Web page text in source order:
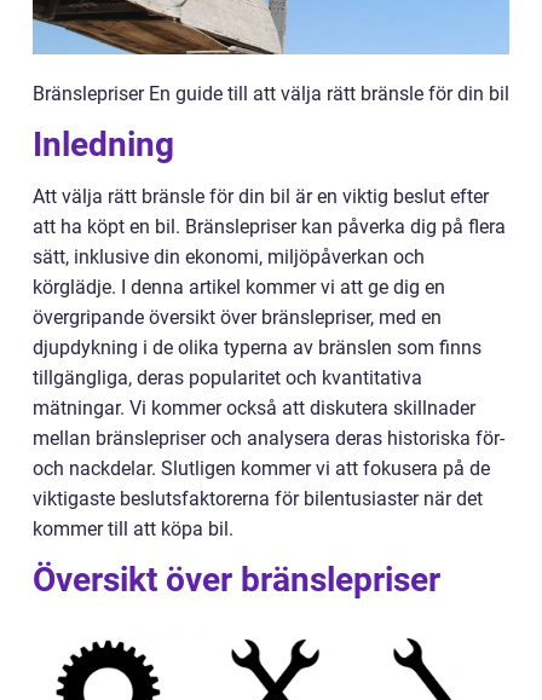
Bränslepriser En guide till att välja rätt bränsle för din bil
Inledning
Att välja rätt bränsle för din bil är en viktig beslut efter
att ha köpt en bil. Bränslepriser kan påverka dig på flera
sätt, inklusive din ekonomi, miljöpåverkan och
körglädje. I denna artikel kommer vi att ge dig en
övergripande översikt över bränslepriser, med en
djupdykning i de olika typerna av bränslen som finns
tillgängliga, deras popularitet och kvantitativa
mätningar. Vi kommer också att diskutera skillnader
mellan bränslepriser och analysera deras historiska för-
och nackdelar. Slutligen kommer vi att fokusera på de
viktigaste beslutsfaktorerna för bilentusiaster när det
kommer till att köpa bil.
Översikt över bränslepriser